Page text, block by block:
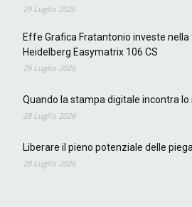
29 Luglio 2026
Effe Grafica Fratantonio investe
Heidelberg Easymatrix 106 CS
29 Luglio 2026
Quando la stampa digitale incontra
28 Luglio 2026
Liberare il pieno potenziale delle
28 Luglio 2026